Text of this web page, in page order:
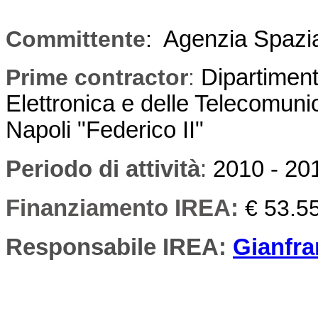
Committente: Agenzia
Prime contractor:
Elettronica e delle
Napoli "Federico II"
Periodo di attività: 2010 -
Finanziamento IREA: €
Responsabile IREA: